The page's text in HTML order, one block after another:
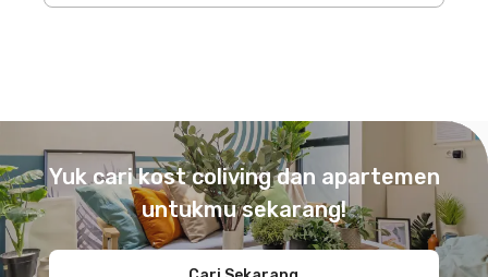
Yuk cari kost coliving dan apartemen
untukmu sekarang!